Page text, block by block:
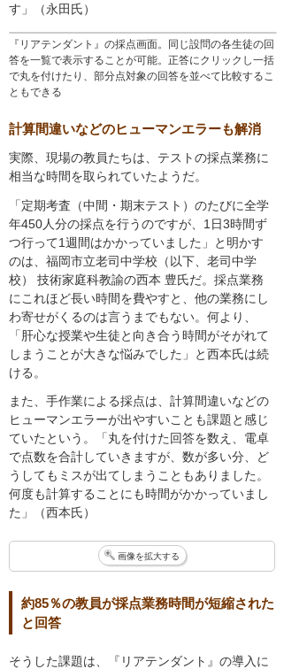
『リアテンダント』の採点画面。同じ設問の各生徒の回
答を一覧で表示することが可能。正答にクリックし一括
で丸を付けたり、部分点対象の回答を並べて比較するこ
ともできる
す」（永田氏）
計算間違いなどのヒューマンエラーも解消
実際、現場の教員たちは、テストの採点業務に
相当な時間を取られていたようだ。
「定期考査（中間・期末テスト）のたびに全学
年450人分の採点を行うのですが、1日3時間ず
つ行って1週間はかかっていました」と明かす
のは、福岡市立老司中学校（以下、老司中学
校） 技術家庭科教諭の西本 豊氏だ。採点業務
にこれほど長い時間を費やすと、他の業務にし
わ寄せがくるのは言うまでもない。何より、
「肝心な授業や生徒と向き合う時間がそがれて
しまうことが大きな悩みでした」と西本氏は続
ける。
また、手作業による採点は、計算間違いなどの
ヒューマンエラーが出やすいことも課題と感じ
ていたという。「丸を付けた回答を数え、電卓
で点数を合計していきますが、数が多い分、ど
うしてもミスが出てしまうこともありました。
何度も計算することにも時間がかかっていまし
た」（西本氏）
画像を拡大する
約85％の教員が採点業務時間が短縮された
と回答
そうした課題は、『リアテンダント』の導入に